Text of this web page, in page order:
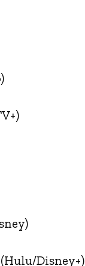
Disney+)